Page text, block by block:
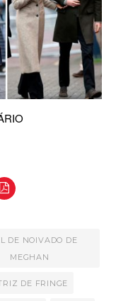
DE NOIVADO DE
MEGHAN
DE FRINGE